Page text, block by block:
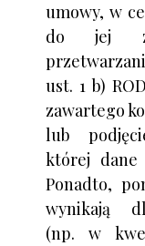
umowy, w
do jej
ust. 1 b)
zawartego
lub
której dane
Ponadto,
wynikają
(np. w